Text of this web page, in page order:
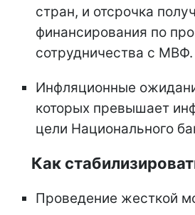
стран, и отсрочка
финансирования по
сотрудничества с МВФ.
Инфляционные
которых превышает
цели Национального
Как
Проведение жесткой